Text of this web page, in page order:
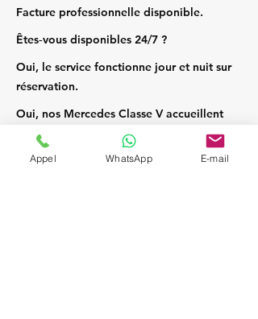
Facture professionnelle disponible.
Êtes‑vous disponibles 24/7 ?
Oui, le service fonctionne jour et nuit sur
réservation.
Oui, nos Mercedes Classe V accueillent
jusqu’à 7 passagers et leurs bagages.
Appel WhatsApp E-mail